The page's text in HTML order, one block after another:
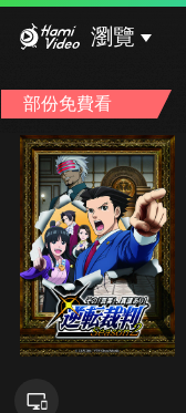
瀏覽
部份免費看